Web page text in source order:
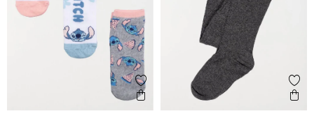
Ajouter aux favoris
Aperçu rapide